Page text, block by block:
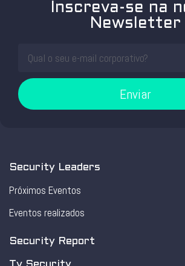
Inscreva-se na
Newsletter
Enviar
Security Leaders
Próximos Eventos
Eventos realizados
Security Report